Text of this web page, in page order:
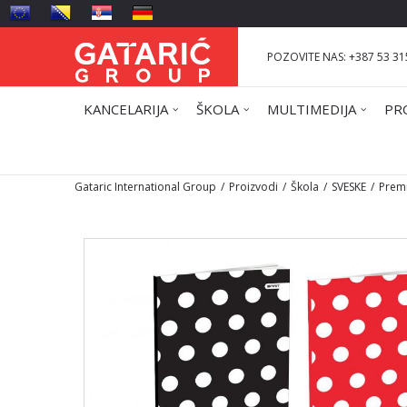
POZOVITE NAS: +387 53
KANCELARIJA ŠKOLA MULTIMEDIJA
Gataric International Group Proizvodi Škola SVESKE